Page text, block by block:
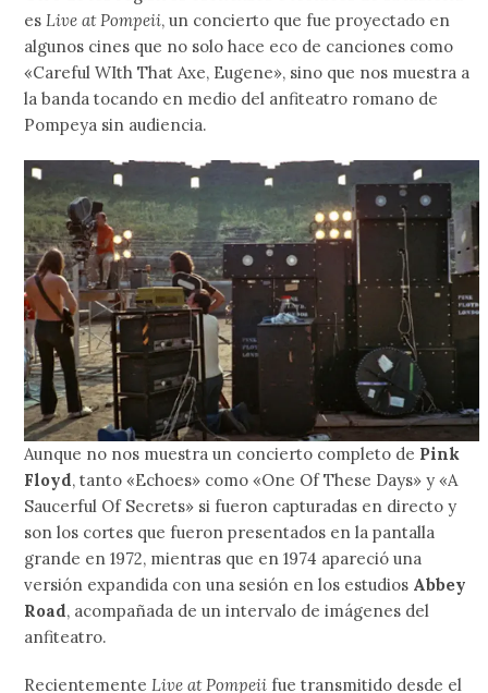
esLive at Pompeii, un concierto que fue proyectado en
algunos cines que no solo hace eco de canciones como
«Careful WIth That Axe, Eugene», sino que nos muestra a
la banda tocando en medio del anfiteatro romano de
Pompeya sin audiencia.
Aunque no nos muestra un concierto completo de Pink
Floyd, tanto «Echoes» como «One Of These Days» y «A
Saucerful Of Secrets» si fueron capturadas en directo y
son los cortes que fueron presentados en la pantalla
grande en 1972, mientras que en 1974 apareció una
versión expandida con una sesión en los estudios Abbey
Road, acompañada de un intervalo de imágenes del
anfiteatro.
RecientementeLive at Pompeii fue transmitido desde el